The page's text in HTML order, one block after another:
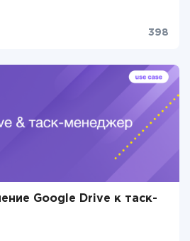
398
Google Drive к таск-